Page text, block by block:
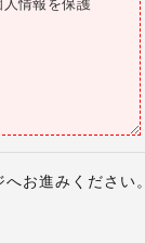
携させること
ません。Ｌス
トは動作保証
情報を保護
含みます。）
お進みください。